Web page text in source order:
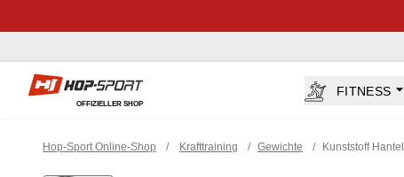
Hop-sport.at
OFFIZIELLER SHOP
FITNESS
Hop-Sport Online-Shop / Krafttraining / Gewichte / Kunststoff